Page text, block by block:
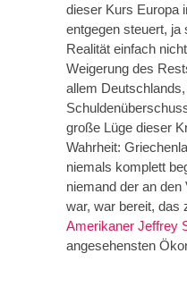
dieser Kurs Europa
entgegen steuert, ja
Realität einfach
Weigerung des
allem
große Lüge dieser
Wahrheit:
niemals komplett
niemand der an den
war, war bereit, das
Amerikaner Jeffrey
angesehensten